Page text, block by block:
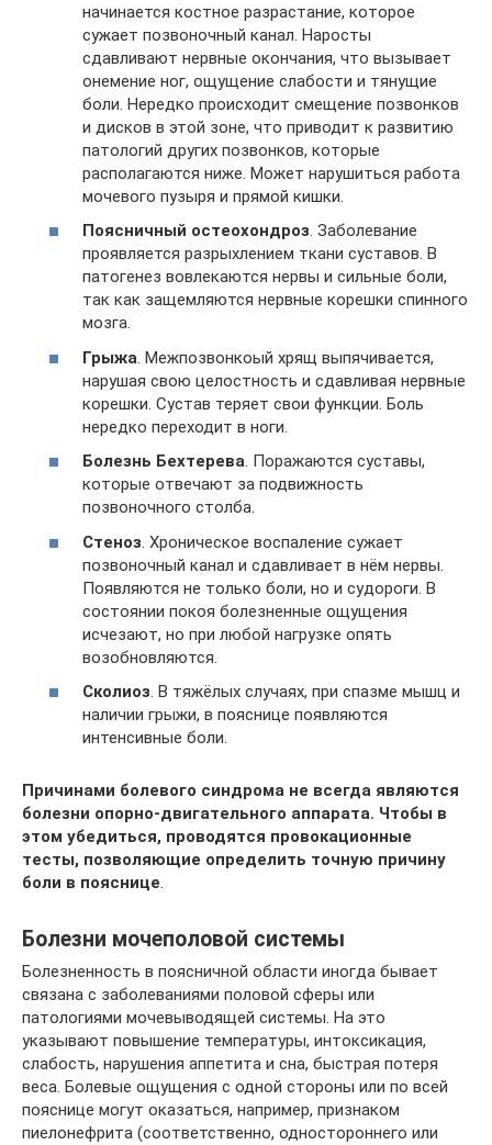
начинается костное разрастание, которое
сужает позвоночный канал. Наросты
сдавливают нервные окончания, что вызывает
онемение ног, ощущение слабости и тянущие
боли. Нередко происходит смещение позвонков
и дисков в этой зоне, что приводит к развитию
патологий других позвонков, которые
располагаются ниже. Может нарушиться работа
мочевого пузыря и прямой кишки.
Поясничный остеохондроз. Заболевание
проявляется разрыхлением ткани суставов. В
патогенез вовлекаются нервы и сильные боли,
так как защемляются нервные корешки спинного
мозга.
Грыжа. Межпозвонкоый хрящ выпячивается,
нарушая свою целостность и сдавливая нервные
корешки. Сустав теряет свои функции. Боль
нередко переходит в ноги.
Болезнь Бехтерева. Поражаются суставы,
которые отвечают за подвижность
позвоночного столба.
Стеноз. Хроническое воспаление сужает
позвоночный канал и сдавливает в нём нервы.
Появляются не только боли, но и судороги. В
состоянии покоя болезненные ощущения
исчезают, но при любой нагрузке опять
возобновляются.
Сколиоз. В тяжёлых случаях, при спазме мышц и
наличии грыжи, в пояснице появляются
интенсивные боли.
Причинами болевого синдрома не всегда являются
болезни опорно-двигательного аппарата. Чтобы в
этом убедиться, проводятся провокационные
тесты, позволяющие определить точную причину
боли в пояснице.
Болезни мочеполовой системы
Болезненность в поясничной области иногда бывает
связана с заболеваниями половой сферы или
патологиями мочевыводящей системы. На это
указывают повышение температуры, интоксикация,
слабость, нарушения аппетита и сна, быстрая потеря
веса. Болевые ощущения с одной стороны или по всей
пояснице могут оказаться, например, признаком
пиелонефрита (соответственно, одностороннего или